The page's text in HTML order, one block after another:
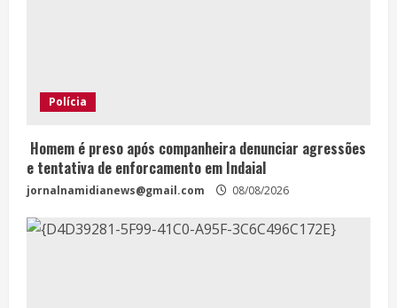
Polícia
Homem é preso após companheira denunciar agressões
e tentativa de enforcamento em Indaial
jornalnamidianews@gmail.com 08/08/2026